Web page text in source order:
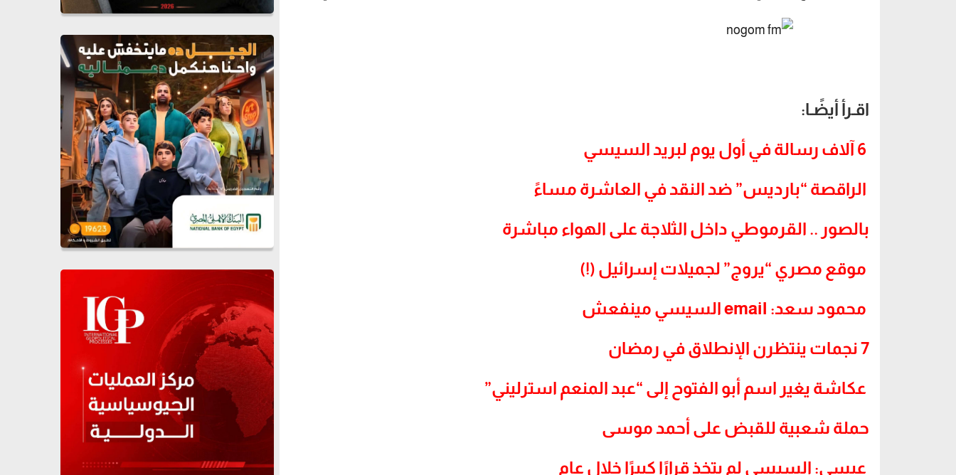
اقـرأ أيضًـا:
6 آلاف رسالة في أول يوم لبريد السيسي
الراقصة “بارديس” ضد النقد في العاشرة مساءً‎
بالصور .. القرموطي داخل الثلاجة على الهواء مباشرة
موقع مصري “يروج” لجميلات إسرائيل (!)
محمود سعد: email السيسي مينفعش
7 نجمات ينتظرن الإنطلاق في رمضان
عكاشة يغير اسم أبو الفتوح إلى “عبد المنعم استرليني”
حملة شعبية للقبض على أحمد موسى
عيسى: السيسي لم يتخذ قرارًا كبيرًا خلال عام